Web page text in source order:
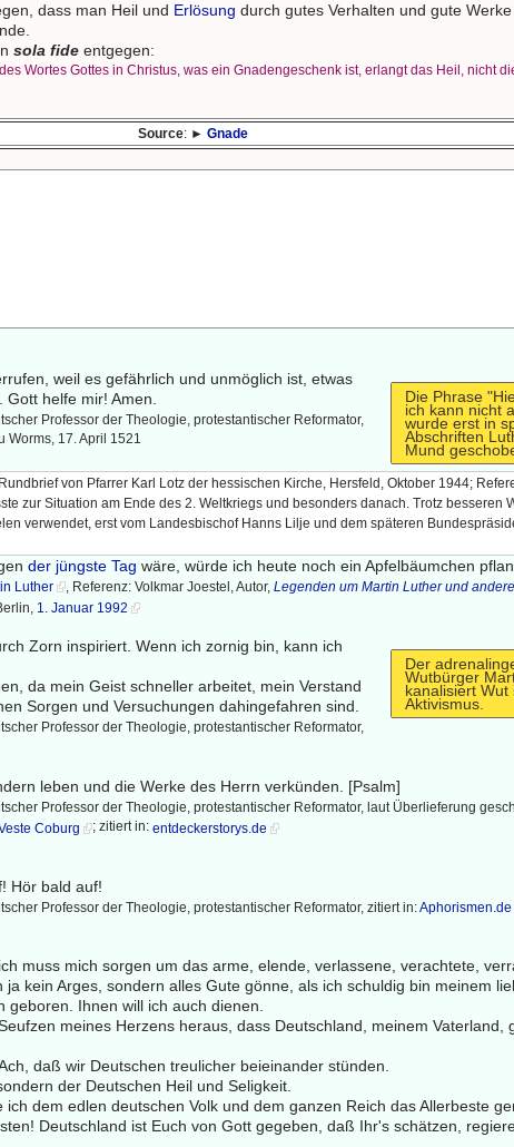
dass man Heil und Erlösung durch gutes Verhalten und gute
sola fide entgegen:
Wortes Gottes in Christus, was ein Gnadengeschenk ist, erlangt das Heil, nicht
Source: ►Gnade
Die Phrase
ich kann nicht
wurde erst in
Abschriften
Mund
weil es gefährlich und unmöglich ist, etwas
Gott helfe mir! Amen.
Professor der Theologie, protestantischer Reformator,
Worms, 17. April 1521
von Pfarrer Karl Lotz der hessischen Kirche, Hersfeld, Oktober 1944;
zur Situation am Ende des 2. Weltkriegs und besonders danach. Trotz besseren
verwendet, erst vom Landesbischof Hanns Lilje und dem späteren
der jüngste Tag wäre, würde ich heute noch ein Apfelbäumchen
Luther , Referenz: Volkmar Joestel, Autor,Legenden um Martin Luther und
1. Januar 1992
Der
Wutbürger
kanalisiert Wut
Aktivismus.
Zorn inspiriert. Wenn ich zornig bin, kann ich
da mein Geist schneller arbeitet, mein Verstand
Sorgen und Versuchungen dahingefahren sind.
Professor der Theologie, protestantischer Reformator,
leben und die Werke des Herrn verkünden. [Psalm]
Professor der Theologie, protestantischer Reformator, laut Überlieferung
Coburg ; zitiert in:entdeckerstorys.de
Hör bald auf!
Professor der Theologie, protestantischer Reformator, zitiert in:Aphorismen.de
muss mich sorgen um das arme, elende, verlassene, verachtete,
ja kein Arges, sondern alles Gute gönne, als ich schuldig bin meinem
geboren. Ihnen will ich auch dienen.
meines Herzens heraus, dass Deutschland, meinem Vaterland,
daß wir Deutschen treulicher beieinander stünden.
der Deutschen Heil und Seligkeit.
dem edlen deutschen Volk und dem ganzen Reich das Allerbeste
Deutschland ist Euch von Gott gegeben, daß Ihr's schätzen,